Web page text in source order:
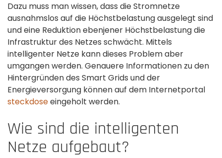
Dazu muss man wissen, dass die Stromnetze
ausnahmslos auf die Höchstbelastung ausgelegt sind
und eine Reduktion ebenjener Höchstbelastung die
Infrastruktur des Netzes schwächt. Mittels
intelligenter Netze kann dieses Problem aber
umgangen werden. Genauere Informationen zu den
Hintergründen des Smart Grids und der
Energieversorgung können auf dem Internetportal
steckdoseeingeholt werden.
Wie sind die intelligenten
Netze aufgebaut?